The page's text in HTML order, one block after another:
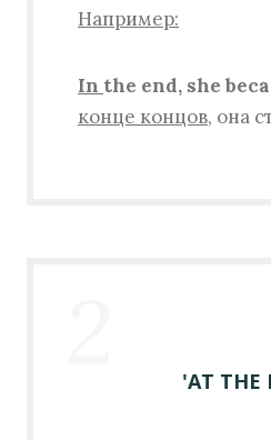
Например:
In the end, she
конце концов, она
'AT THE